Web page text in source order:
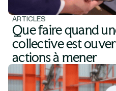
ARTICLES
Que faire quand
collective est
actions à mener